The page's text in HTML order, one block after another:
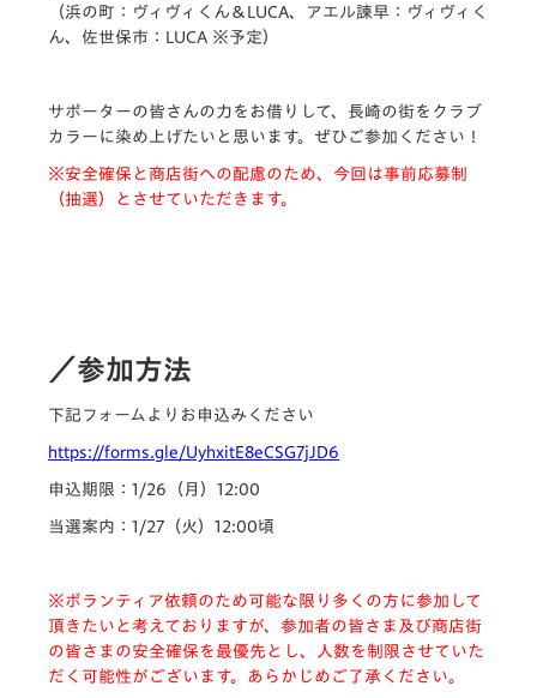
（浜の町：ヴィヴィくん＆LUCA、アエル諫早：ヴィヴィく
ん、佐世保市：LUCA ※予定）
サポーターの皆さんの力をお借りして、長崎の街をクラブ
カラーに染め上げたいと思います。ぜひご参加ください！
※安全確保と商店街への配慮のため、今回は事前応募制
（抽選）とさせていただきます。
／参加方法
下記フォームよりお申込みください
https://forms.gle/UyhxitE8eCSG7jJD6
申込期限：1/26（月）12:00
当選案内：1/27（火）12:00頃
※ボランティア依頼のため可能な限り多くの方に参加して
頂きたいと考えておりますが、参加者の皆さま及び商店街
の皆さまの安全確保を最優先とし、人数を制限させていた
だく可能性がございます。あらかじめご了承ください。